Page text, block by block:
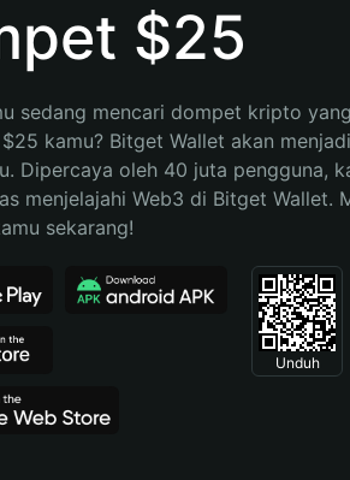
$25
sedang mencari dompet kripto
kamu? Bitget Wallet akan
Dipercaya oleh 40 juta pengguna,
menjelajahi Web3 di Bitget Wallet.
sekarang!
Unduh